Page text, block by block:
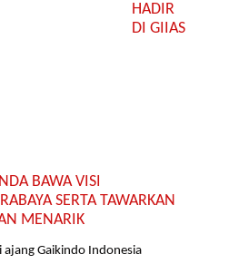
HADIR
DI GIIAS
BAWA VISI
SERTA TAWARKAN
MENARIK
Gaikindo Indonesia